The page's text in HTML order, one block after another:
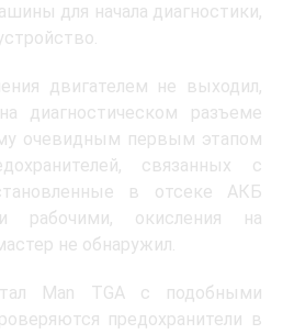
для начала диагностики,
двигателем не выходил,
диагностическом разъеме
очевидным первым этапом
связанных с
в отсеке АКБ
рабочими, окисления на
не обнаружил.
Man TGA с подобными
предохранители в